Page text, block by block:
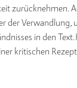
zurücknehmen.
der
in den
kritischen